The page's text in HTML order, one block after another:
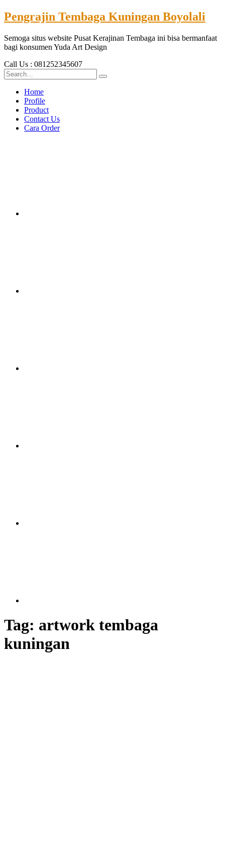
Pengrajin Tembaga Kuningan Boyolali
Semoga situs website Pusat Kerajinan Tembaga ini bisa bermanfaat
bagi konsumen Yuda Art Design
Call Us : 081252345607
Home
Profile
Product
Contact Us
Cara Order
Tag: artwork tembaga
kuningan